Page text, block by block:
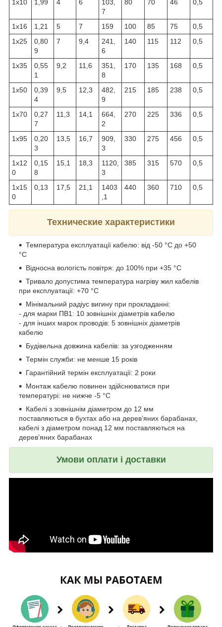
1х10
1,99 4 6
103,
7
80 70 46 0,5
1х16 1,21 5 7 159 100 85 75
0,5
1х25
0,80
9
7 9,4
241,
6
140 115 112 0,5
1х35
0,55
1
9,2 11,6
351,
8
170 135 168 0,5
1х50
0,39
4
9,5 12,3
482,
9
215 185 238 0,5
1х70
0,27
7
11,3 14,1
664,
2
270 225 336 0,5
1х95
0,20
3
13,5 16,7
909,
3
330 275 456 0,5
1х12
0
0,15
8
15,1 18,3
1120,
3
385 315 570 0,5
1х15
0
0,13 17,5 21,1
1403
,1
440 360 710 0,5
Технические характеристики
Температура експлуатації кабелю: від -50 °С до +50
°С
Відносна вологість повітря: до 100% при +35 °С
Тривало допустима температура нагріву жил кабелів
при експлуатації: +70 °С
Мінімальний радіус вигину при прокладанні:
- для марки ПВ1: 10 зовнішніх діаметрів кабелю
- для інших марок проводів: 5 зовнішніх діаметрів
кабелю
Будівельна довжина кабелів: за узгодженням
Термін служби: не менше 15 років
Гарантійний термін експлуатації: 2 роки
Монтаж кабелю повинен здійснюватися при
температурі: не нижче -5 °С
Кабелі з зовнішнім діаметром до 12 мм
поставляються в бухтах або на дерев’яних барабанах,
кабелі з діаметром понад 12 мм поставляються на
дерев’яних барабанах
Умови оплати і доставки